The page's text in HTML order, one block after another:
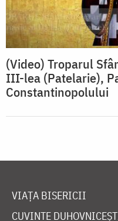
(Video) Troparul
III-lea (Patelarie),
Constantinopolului
VIAȚA BISERICII
CUVINTE